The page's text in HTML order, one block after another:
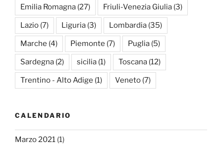
Emilia Romagna (27) Friuli-Venezia Giulia (3)
Lazio (7) Liguria (3) Lombardia (35)
Marche (4) Piemonte (7) Puglia (5)
Sardegna (2) sicilia (1) Toscana (12)
Trentino - Alto Adige (1) Veneto (7)
CALENDARIO
Marzo 2021 (1)